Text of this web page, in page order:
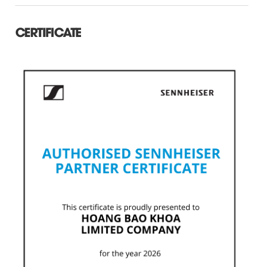
CERTIFICATE